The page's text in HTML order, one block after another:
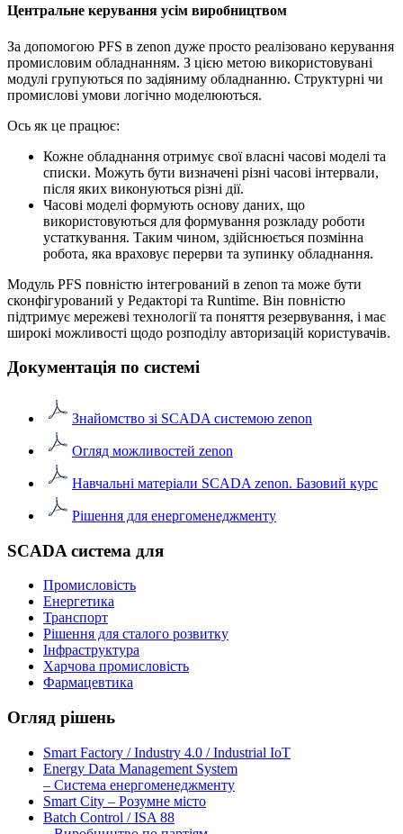
Центральне керування усім виробництвом
За допомогою PFS в zenon дуже просто реалізовано керування
промисловим обладнанням. З цією метою використовувані
модулі групуються по задіяниму обладнанню. Структурні чи
промислові умови логічно моделюються.
Ось як це працює:
Кожне обладнання отримує свої власні часові моделі та
списки. Можуть бути визначені різні часові інтервали,
після яких виконуються різні дії.
Часові моделі формують основу даних, що
використовуються для формування розкладу роботи
устаткування. Таким чином, здійснюється позмінна
робота, яка враховує перерви та зупинку обладнання.
Модуль PFS повністю інтегрований в zenon та може бути
сконфігурований у Редакторі та Runtime. Він повністю
підтримує мережеві технології та поняття резервування, і має
широкі можливості щодо розподілу авторизацій користувачів.
Документація по системі
Знайомство зі SCADA системою zenon
Огляд можливостей zenon
Навчальні матеріали SCADA zenon. Базовий курс
Рішення для енергоменеджменту
SCADA система для
Промисловість
Енергетика
Транспорт
Рішення для сталого розвитку
Інфраструктура
Харчова промисловість
Фармацевтика
Огляд рішень
Smart Factory / Industry 4.0 / Industrial IoT
Energy Data Management System
– Система енергоменеджменту
Smart City – Розумне місто
Batch Control / ISA 88